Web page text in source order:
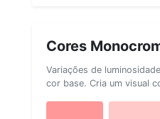
Cores
Variações de
cor base. Cria um visual